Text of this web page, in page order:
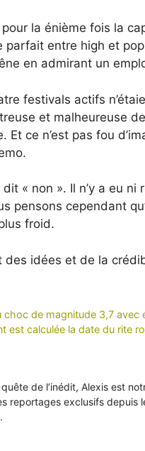
la énième fois la
parfait entre high et
en admirant un
festivals actifs
et malheureuse
ce n’est pas fou
dit « non ». Il n’y a eu
pensons cependant
froid.
idées et de la
de magnitude 3,7 avec
est calculée la date du rite
de l’inédit, Alexis est
reportages exclusifs